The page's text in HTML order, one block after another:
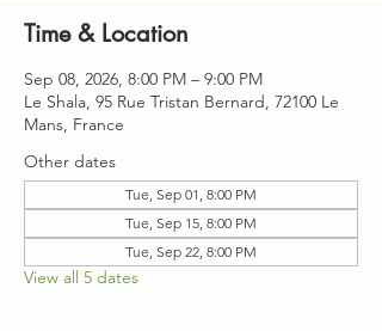
Time & Location
Sep 08, 2026, 8:00 PM – 9:00 PM
Le Shala, 95 Rue Tristan Bernard, 72100 Le
Mans, France
Other dates
Tue, Sep 01, 8:00 PM
Tue, Sep 15, 8:00 PM
Tue, Sep 22, 8:00 PM
View all 5 dates